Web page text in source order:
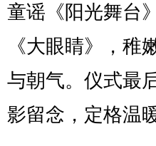
童谣《阳光舞台
《大眼睛》，稚
与朝气。仪式最
影留念，定格温